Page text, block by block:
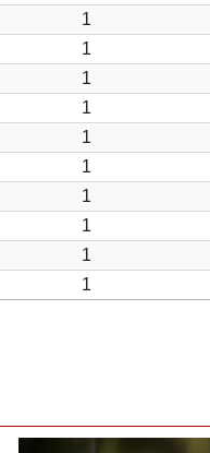
1
1
1
1
1
1
1
1
1
1